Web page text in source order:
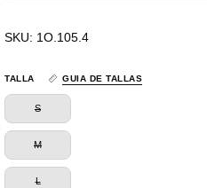
SKU: 1O.105.4
TALLA GUIA DE TALLAS
S
M
L